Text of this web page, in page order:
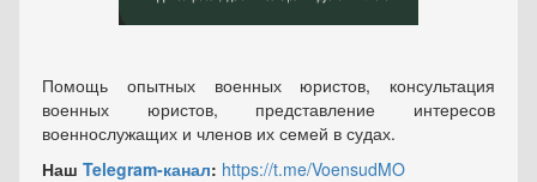
Помощь опытных военных юристов, консультация
военных юристов, представление интересов
военнослужащих и членов их семей в судах.
Наш Telegram-канал: https://t.me/VoensudMO